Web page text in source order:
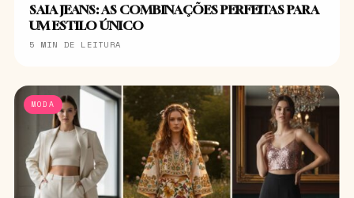
SAIA JEANS: AS COMBINAÇÕES PERFEITAS PARA
UM ESTILO ÚNICO
5 MIN DE LEITURA
MODA